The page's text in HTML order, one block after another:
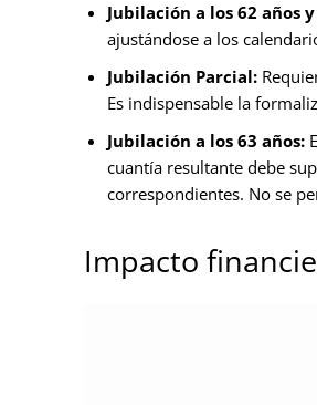
Jubilación a los 62 años
ajustándose a los
Jubilación Parcial:
Es indispensable la
Jubilación a los 63 años:
cuantía resultante debe
correspondientes. No se
Impacto